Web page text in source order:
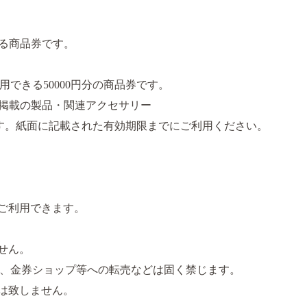
商品券です。
できる50000円分の商品券です。
載の製品・関連アクセサリー
紙面に記載された有効期限までにご利用ください。
用できます。
ん。
券ショップ等への転売などは固く禁じます。
致しません。